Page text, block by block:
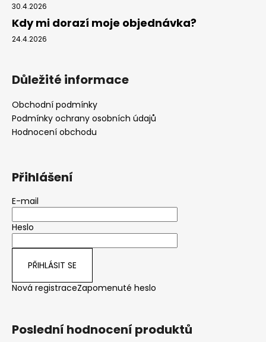
30.4.2026
Kdy mi dorazí moje objednávka?
24.4.2026
Důležité informace
Obchodní podmínky
Podmínky ochrany osobních údajů
Hodnocení obchodu
Přihlášení
E-mail
Heslo
PŘIHLÁSIT SE
Nová registraceZapomenuté heslo
Poslední hodnocení produktů